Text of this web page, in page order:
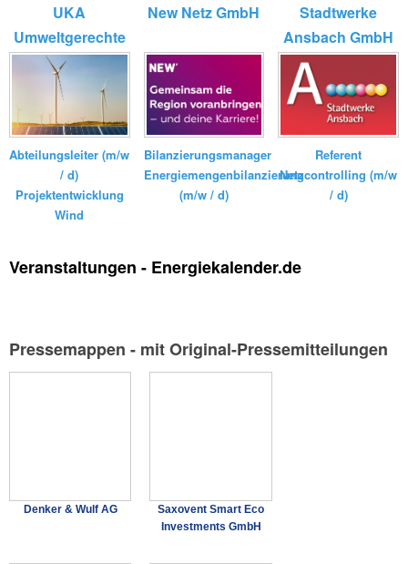
UKA
Umweltgerechte
Kraftanlagen
GmbH ...
Abteilungsleiter (m/w
/ d)
Projektentwicklung
Wind
New Netz GmbH
Bilanzierungsmanager
Energiemengenbilanzierung
(m/w / d)
Stadtwerke
Ansbach GmbH
Referent
Netzcontrolling (m/w
/ d)
Veranstaltungen - Energiekalender.de
Pressemappen - mit Original-Pressemitteilungen
Denker & Wulf AG
Saxovent Smart Eco
Investments GmbH